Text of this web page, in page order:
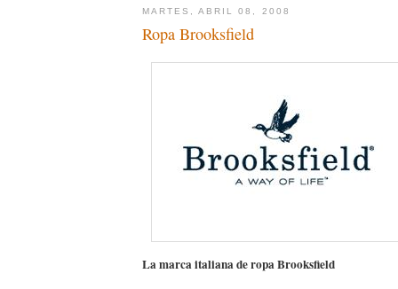
MARTES, ABRIL 08, 2008
Ropa Brooksfield
La marca italiana de ropa Brooksfield